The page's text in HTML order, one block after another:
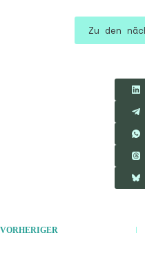
Zu den
VORHERIGER